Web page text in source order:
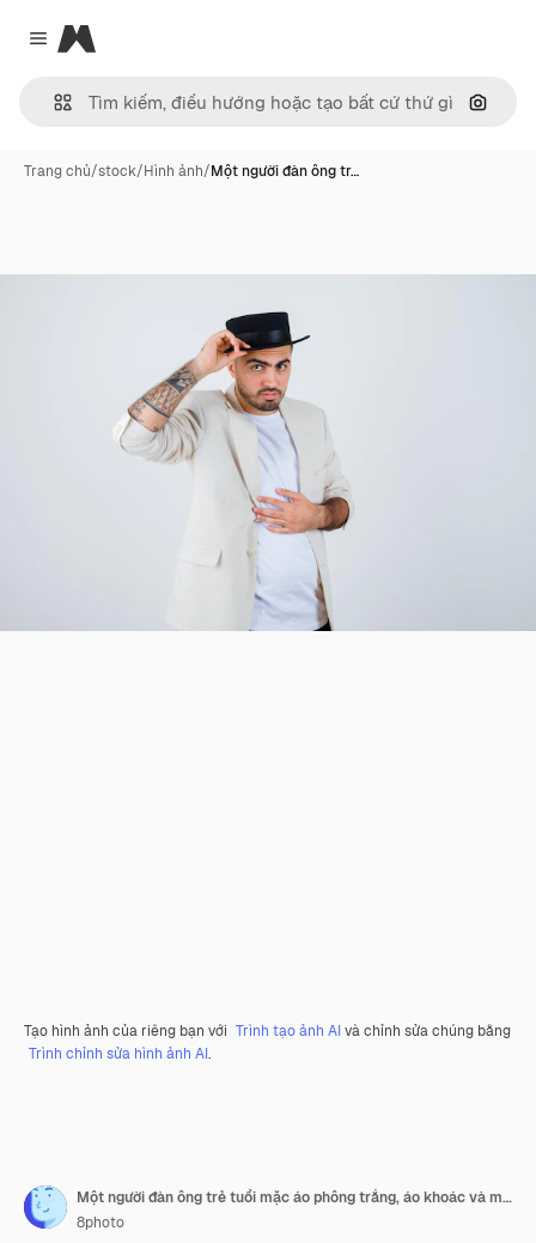
Close menu
Magnific
Tìm
Trang chủ/stock/Hình ảnh/Một người đàn ông tr…
Tạo hình ảnh của riêng bạn với Trình tạo ảnh AIvà chỉnh sửa chúng bằng
Trình chỉnh sửa hình ảnh AI.
Một người đàn ông trẻ tuổi mặc áo phông trắng, áo khoác và mũ đen đặt tay lên bụng và đội mũ đen và trông nghiêm trọng, góc nhìn chính diện.
8photo